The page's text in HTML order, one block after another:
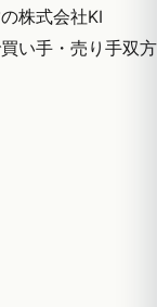
株式会社KI
い手・売り手双方